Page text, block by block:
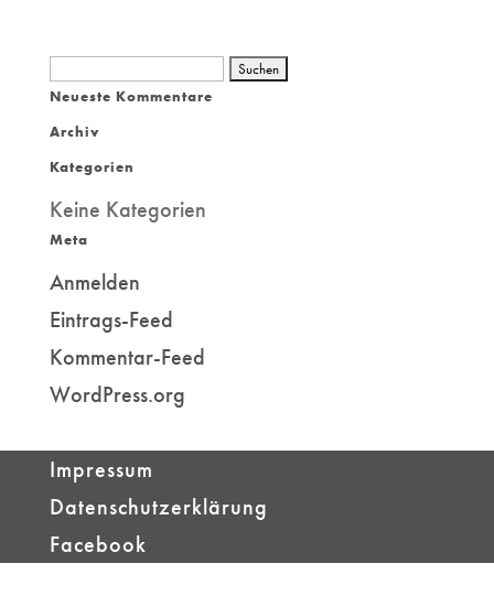
Suchen
nach:
Neueste Kommentare
Archiv
Kategorien
Keine Kategorien
Meta
Anmelden
Eintrags-Feed
Kommentar-Feed
WordPress.org
Impressum
Datenschutzerklärung
Facebook